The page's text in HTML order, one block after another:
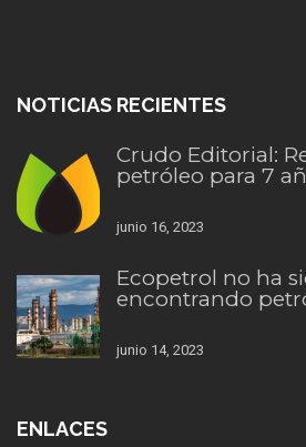
NOTICIAS RECIENTES
Crudo Editorial:
petróleo para 7
junio 16, 2023
Ecopetrol no ha
encontrando
junio 14, 2023
ENLACES